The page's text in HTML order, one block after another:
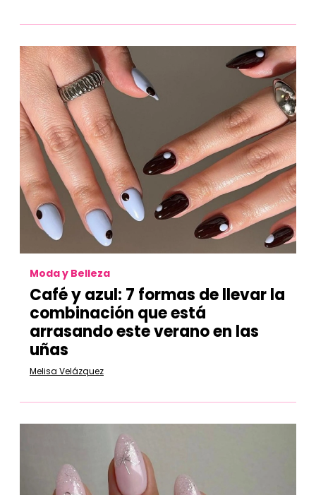
Moda y Belleza
Café y azul: 7 formas de llevar la
combinación que está
arrasando este verano en las
uñas
Melisa Velázquez